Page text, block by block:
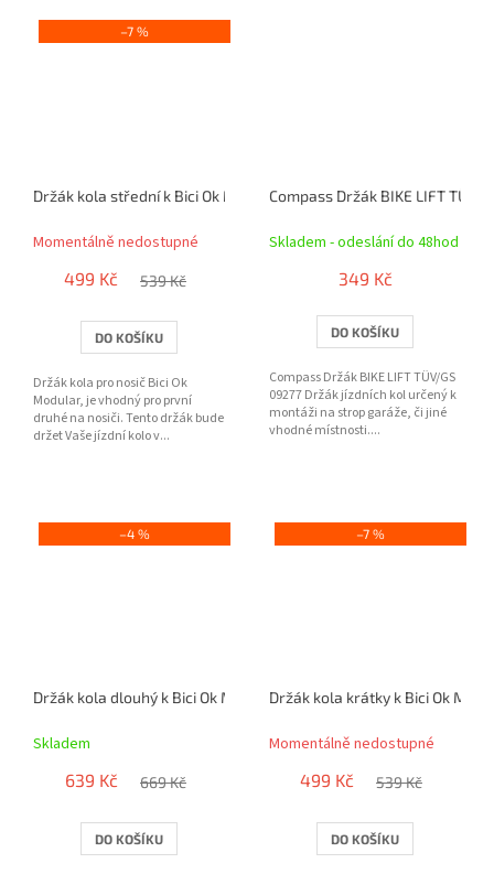
–7 %
Držák kola střední k Bici Ok Modular
Momentálně nedostupné
499 Kč 539 Kč
DO KOŠÍKU
Držák kola pro nosič Bici Ok
Modular, je vhodný pro první
druhé na nosiči. Tento držák bude
držet Vaše jízdní kolo v...
Compass Držák BIKE LIFT TÜV/
Skladem - odeslání do 48hod
349 Kč
DO KOŠÍKU
Compass Držák BIKE LIFT TÜV/GS
09277 Držák jízdních kol určený k
montáži na strop garáže, či jiné
vhodné místnosti....
–4 %
Držák kola dlouhý k Bici Ok Modular
Skladem
639 Kč 669 Kč
DO KOŠÍKU
–7 %
Držák kola krátky k Bici Ok
Momentálně nedostupné
499 Kč 539 Kč
DO KOŠÍKU